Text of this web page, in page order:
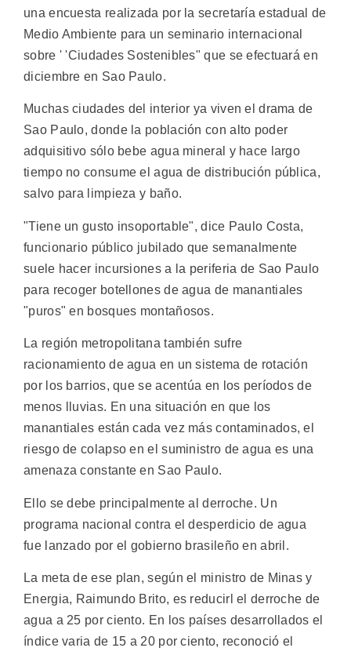
una encuesta realizada por la secretaría estadual de
Medio Ambiente para un seminario internacional
sobre ' 'Ciudades Sostenibles" que se efectuará en
diciembre en Sao Paulo.
Muchas ciudades del interior ya viven el drama de
Sao Paulo, donde la población con alto poder
adquisitivo sólo bebe agua mineral y hace largo
tiempo no consume el agua de distribución pública,
salvo para limpieza y baño.
"Tiene un gusto insoportable", dice Paulo Costa,
funcionario público jubilado que semanalmente
suele hacer incursiones a la periferia de Sao Paulo
para recoger botellones de agua de manantiales
"puros" en bosques montañosos.
La región metropolitana también sufre
racionamiento de agua en un sistema de rotación
por los barrios, que se acentúa en los períodos de
menos lluvias. En una situación en que los
manantiales están cada vez más contaminados, el
riesgo de colapso en el suministro de agua es una
amenaza constante en Sao Paulo.
Ello se debe principalmente al derroche. Un
programa nacional contra el desperdicio de agua
fue lanzado por el gobierno brasileño en abril.
La meta de ese plan, según el ministro de Minas y
Energia, Raimundo Brito, es reducirl el derroche de
agua a 25 por ciento. En los países desarrollados el
índice varia de 15 a 20 por ciento, reconoció el